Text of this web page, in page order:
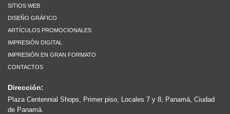
SITIOS WEB
DISEÑO GRÁFICO
ARTÍCULOS PROMOCIONALES
IMPRESIÓN DIGITAL
IMPRESIÓN EN GRAN FORMATO
CONTACTOS
Dirección:
Plaza Centennial Shops, Primer piso, Locales 7 y 8, Panamá, Ciudad
de Panamá.